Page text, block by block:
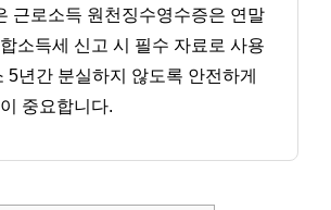
근로소득 원천징수영수증은 연말
소득세 신고 시 필수 자료로 사용
5년간 분실하지 않도록 안전하게
중요합니다.